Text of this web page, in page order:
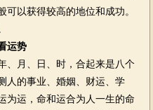
以获得较高的地位和成功。
运势
月、日、时，合起来是八个
人的事业、婚姻、财运、学
为运，命和运合为人一生的命